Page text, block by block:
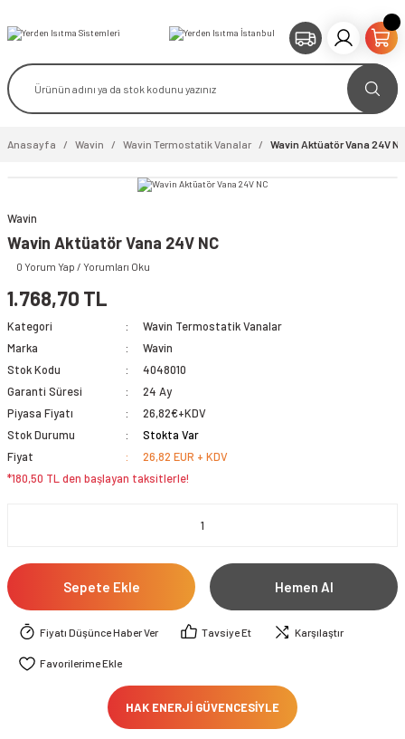
Anasayfa Wavin Wavin Termostatik Vanalar Wavin Aktüatör Vana 24V
Wavin
Wavin Aktüatör Vana 24V NC
0 Yorum Yap / Yorumları Oku
1.768,70 TL
Kategori
Wavin Termostatik Vanalar
Marka
Wavin
Stok Kodu
4048010
Garanti Süresi
24 Ay
Piyasa Fiyatı
26,82€+KDV
Stok Durumu
Stokta Var
Fiyat
26,82 EUR + KDV
*180,50 TL den başlayan taksitlerle!
Sepete Ekle Hemen Al
Fiyatı Düşünce Haber Ver Tavsiye Et Karşılaştır
HAK ENERJİ GÜVENCESİYLE